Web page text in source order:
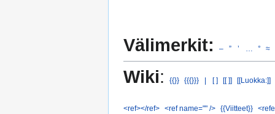
Välimerkit: – ” ’ ° ≈
Wiki: {{}} {{{}}} | [ ] [[ ]] [[Luokka:]]
<ref></ref> <ref name="" /> {{Viitteet}}